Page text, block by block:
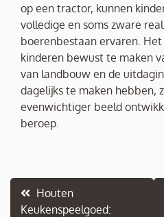
op een tractor, kunnen
volledige en soms zware
boerenbestaan ervaren.
kinderen bewust te maken
van landbouw en de
dagelijks te maken hebben,
evenwichtiger beeld
beroep.
Berichtnavigatie
Houten
Keukenspeelgoed: